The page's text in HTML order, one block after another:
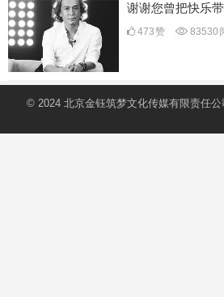
谢谢您曾把快乐
473赞 83530
© 2024 北京金钰筑梦文化传媒有限责任公